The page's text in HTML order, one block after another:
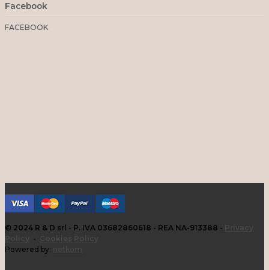
Facebook
FACEBOOK
© 2024 R & D srl - P. IVA 03682860618 - REA NA-913388 -
-
Powered by: